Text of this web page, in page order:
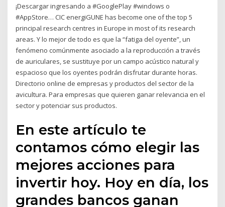
¡Descargar ingresando a #GooglePlay #windows o
#AppStore… CIC energiGUNE has become one of the top 5
principal research centres in Europe in most of its research
areas. Y lo mejor de todo es que la “fatiga del oyente”, un
fenómeno comúnmente asociado a la reproducción a través
de auriculares, se sustituye por un campo acústico natural y
espacioso que los oyentes podrán disfrutar durante horas.
Directorio online de empresas y productos del sector de la
avicultura. Para empresas que quieren ganar relevancia en el
sector y potenciar sus productos.
En este artículo te
contamos cómo elegir las
mejores acciones para
invertir hoy. Hoy en día, los
grandes bancos ganan